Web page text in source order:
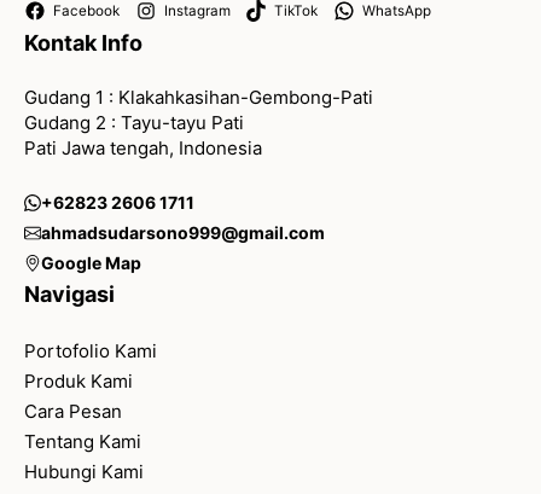
Facebook Instagram TikTok WhatsApp
Kontak Info
Gudang 1 : Klakahkasihan-Gembong-Pati
Gudang 2 : Tayu-tayu Pati
Pati Jawa tengah, Indonesia
+62823 2606 1711
ahmadsudarsono999@gmail.com
Google Map
Navigasi
Portofolio Kami
Produk Kami
Cara Pesan
Tentang Kami
Hubungi Kami